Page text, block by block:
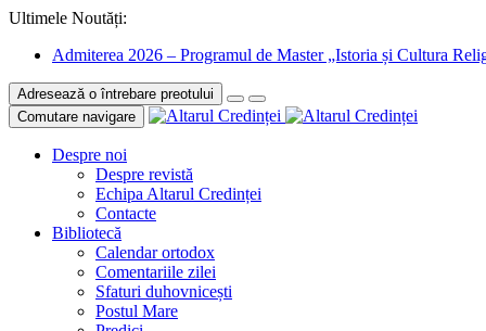
Ultimele Noutăți:
Admiterea 2026 – Programul de Master „Istoria și Cultura
Adresează o întrebare preotului
Comutare navigare
Despre noi
Despre revistă
Echipa Altarul Credinței
Contacte
Bibliotecă
Calendar ortodox
Comentariile zilei
Sfaturi duhovnicești
Postul Mare